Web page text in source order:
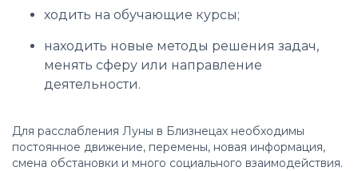
ходить на обучающие курсы;
находить новые методы решения задач,
менять сферу или направление
деятельности.
Для расслабления Луны в Близнецах необходимы
постоянное движение, перемены, новая информация,
смена обстановки и много социального взаимодействия.